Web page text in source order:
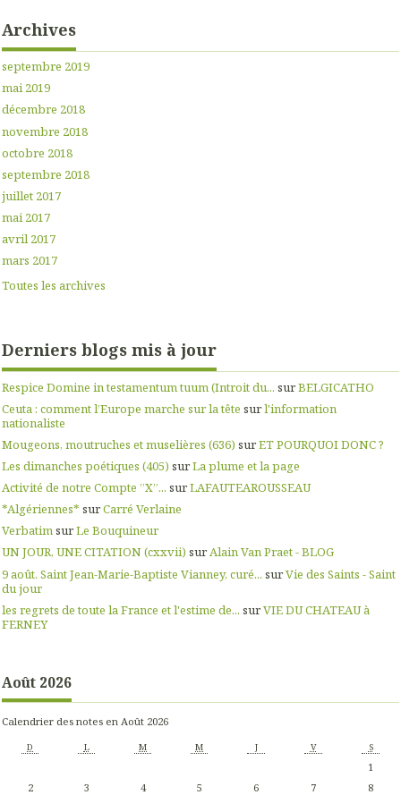
Archives
septembre 2019
mai 2019
décembre 2018
novembre 2018
octobre 2018
septembre 2018
juillet 2017
mai 2017
avril 2017
mars 2017
Toutes les archives
Derniers blogs mis à jour
Respice Domine in testamentum tuum (Introit du... surBELGICATHO
Ceuta : comment l’Europe marche sur la tête surl'information
nationaliste
Mougeons, moutruches et muselières (636) surET POURQUOI DONC ?
Les dimanches poétiques (405) surLa plume et la page
Activité de notre Compte ”X”... surLAFAUTEAROUSSEAU
*Algériennes* surCarré Verlaine
VerbatimsurLe Bouquineur
UN JOUR, UNE CITATION (cxxvii) surAlain Van Praet - BLOG
9 août. Saint Jean-Marie-Baptiste Vianney, curé... surVie des Saints - Saint
du jour
les regrets de toute la France et l'estime de... surVIE DU CHATEAU à
FERNEY
Août 2026
Calendrier des notes en Août 2026
D L M M J V S
1
2
3 4 5 6 7 8